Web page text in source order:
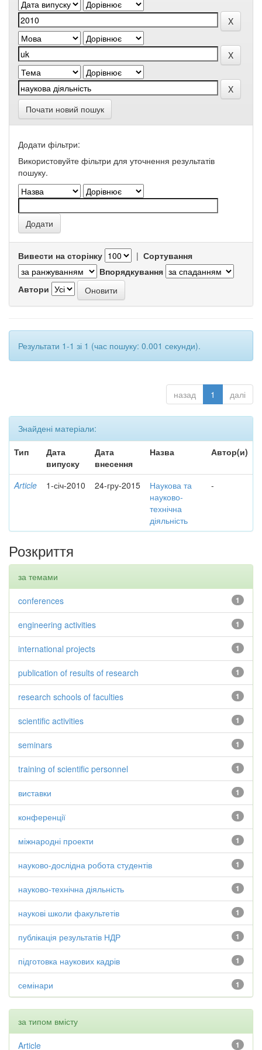
Почати новий пошук
Додати фільтри:
Використовуйте фільтри для уточнення результатів
пошуку.
Вивести на сторінку | Сортування
Впорядкування
Автори
Результати 1-1 зі 1 (час пошуку: 0.001 секунди).
назад 1 далі
Знайдені матеріали:
Тип
Дата
випуску
Дата
внесення
Назва Автор(и)
Article 1-січ-2010 24-гру-2015
Наукова та
науково-
технічна
діяльність
-
Розкриття
за темами
1
conferences
1
engineering activities
1
international projects
1
publication of results of research
1
research schools of faculties
1
scientific activities
1
seminars
1
training of scientific personnel
1
виставки
1
конференції
1
міжнародні проекти
1
науково-дослідна робота студентів
1
науково-технічна діяльність
1
наукові школи факультетів
1
публікація результатів НДР
1
підготовка наукових кадрів
1
семінари
за типом вмісту
1
Article